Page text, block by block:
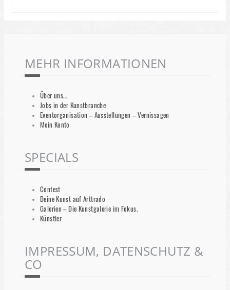
MEHR INFORMATIONEN
Über uns…
Jobs in der Kunstbranche
Eventorganisation – Ausstellungen – Vernissagen
Mein Konto
SPECIALS
Contest
Deine Kunst auf Arttrado
Galerien – Die Kunstgalerie im Fokus.
Künstler
IMPRESSUM, DATENSCHUTZ &
CO